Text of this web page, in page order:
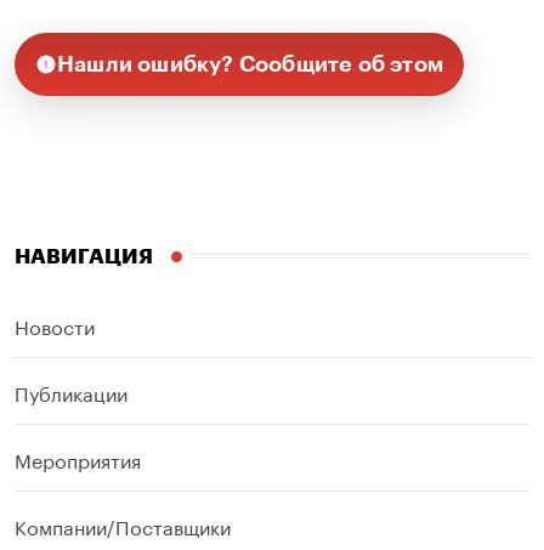
Нашли ошибку? Сообщите об этом
НАВИГАЦИЯ
Новости
Публикации
Мероприятия
Компании/Поставщики